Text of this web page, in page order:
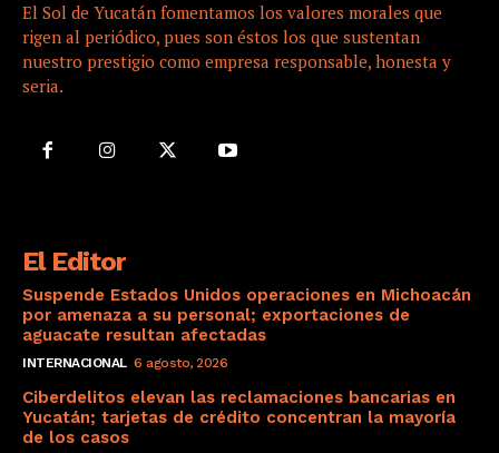
El Sol de Yucatán fomentamos los valores morales que
rigen al periódico, pues son éstos los que sustentan
nuestro prestigio como empresa responsable, honesta y
seria.
El Editor
Suspende Estados Unidos operaciones en Michoacán
por amenaza a su personal; exportaciones de
aguacate resultan afectadas
INTERNACIONAL 6 agosto, 2026
Ciberdelitos elevan las reclamaciones bancarias en
Yucatán; tarjetas de crédito concentran la mayoría
de los casos